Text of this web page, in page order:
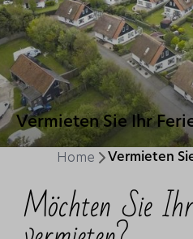
Vermieten Sie Ihr
Home Vermieten
Möchten Sie